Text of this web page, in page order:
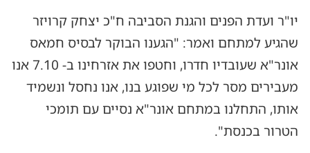
יו"ר ועדת הפנים והגנת הסביבה ח"כ יצחק קרויזר
שהגיע למתחם ואמר: "הגענו הבוקר לבסיס חמאס
אונר"א שעובדיו חדרו, וחטפו את אזרחינו ב- 7.10 אנו
מעבירים מסר לכל מי שפוגע בנו, אנו נחסל ונשמיד
אותו, התחלנו במתחם אונר"א נסיים עם תומכי
הטרור בכנסת".